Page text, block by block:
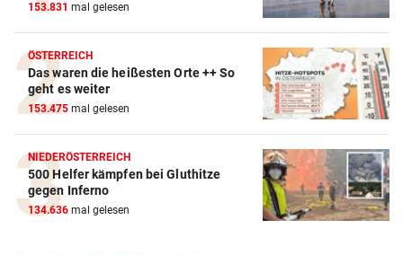
153.831 mal gelesen
ÖSTERREICH
Das waren die heißesten Orte ++ So
geht es weiter
153.475 mal gelesen
NIEDERÖSTERREICH
500 Helfer kämpfen bei Gluthitze
gegen Inferno
134.636 mal gelesen
Action-Cam Vergleich
ZUM VERGLEICH
Crosstrainer Vergleich
ZUM VERGLEICH
E-Bike Vergleich
ZUM VERGLEICH
Elektro-Scooter Vergleich